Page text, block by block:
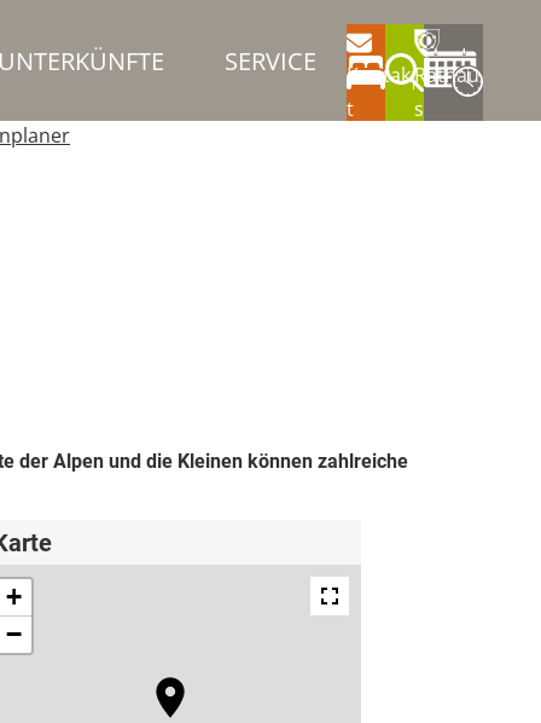
SERVICE
Kontak
t
Rathau
s
der Alpen und die Kleinen können zahlreiche